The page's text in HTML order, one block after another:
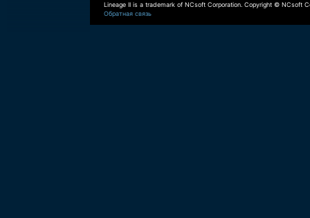
Lineage II is a trademark of NCsoft Corporation. Copyright © NCsoft
Обратная связь